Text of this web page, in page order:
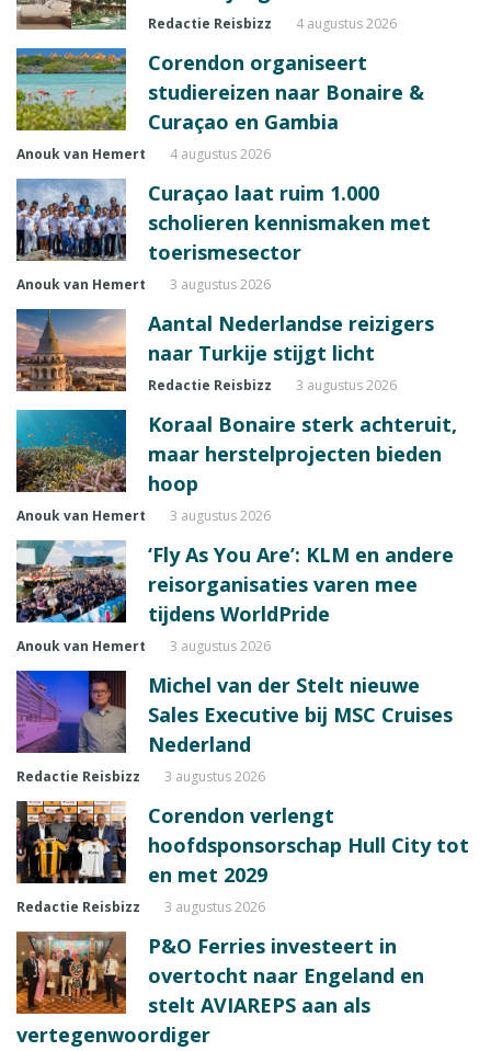
Redactie Reisbizz 4 augustus 2026
Corendon organiseert
studiereizen naar Bonaire &
Curaçao en Gambia
Anouk van Hemert 4 augustus 2026
Curaçao laat ruim 1.000
scholieren kennismaken met
toerismesector
Anouk van Hemert 3 augustus 2026
Aantal Nederlandse reizigers
naar Turkije stijgt licht
Redactie Reisbizz 3 augustus 2026
Koraal Bonaire sterk achteruit,
maar herstelprojecten bieden
hoop
Anouk van Hemert 3 augustus 2026
‘Fly As You Are’: KLM en andere
reisorganisaties varen mee
tijdens WorldPride
Anouk van Hemert 3 augustus 2026
Michel van der Stelt nieuwe
Sales Executive bij MSC Cruises
Nederland
Redactie Reisbizz 3 augustus 2026
Corendon verlengt
hoofdsponsorschap Hull City tot
en met 2029
Redactie Reisbizz 3 augustus 2026
P&O Ferries investeert in
overtocht naar Engeland en
stelt AVIAREPS aan als
vertegenwoordiger